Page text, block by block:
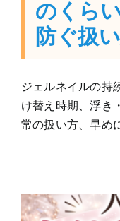
のくら
防ぐ扱
ジェルネイルの持
け替え時期、浮き
常の扱い方、早め